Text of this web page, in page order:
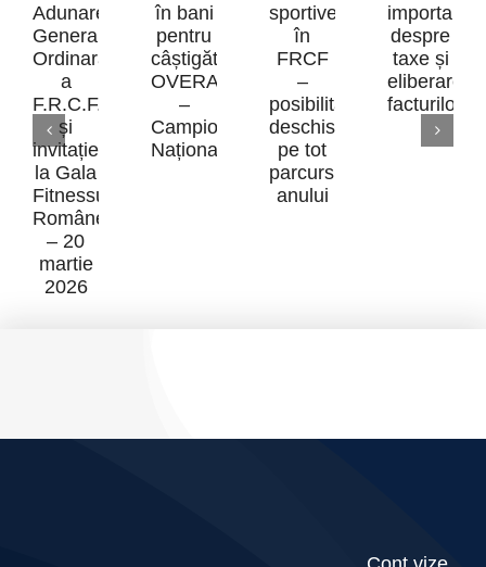
Convocare
Adunarea
F.R.C.F.
Premii
Campionatul
Transferurile
deschisă
parcursul